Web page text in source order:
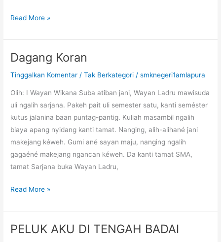
Read More »
Dagang Koran
Tinggalkan Komentar /Tak Berkategori /smknegeri1amlapura
Olih: I Wayan Wikana Suba atiban jani, Wayan Ladru mawisuda
uli ngalih sarjana. Pakeh pait uli semester satu, kanti seméster
kutus jalanina baan puntag-pantig. Kuliah masambil ngalih
biaya apang nyidang kanti tamat. Nanging, alih-alihané jani
makejang kéweh. Gumi ané sayan maju, nanging ngalih
gagaéné makejang ngancan kéweh. Da kanti tamat SMA,
tamat Sarjana buka Wayan Ladru,
Dagang
Read More »
PELUK AKU DI TENGAH BADAI
PELUK AKU DI TENGAH BADAI